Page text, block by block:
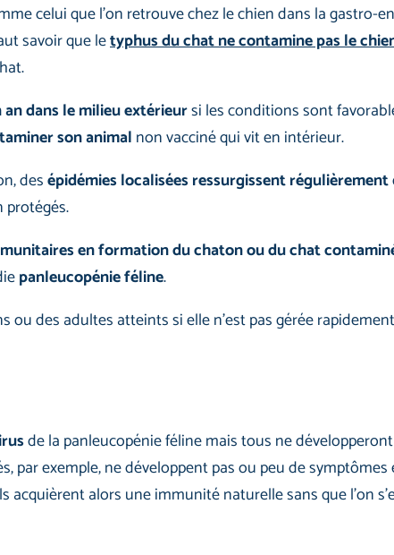
celui que l’on retrouve chez le chien dans la gastro-
savoir que letyphus du chat ne contamine pas le
dans le milieu extérieursi les conditions sont
son animalnon vacciné qui vit en intérieur.
desépidémies localisées ressurgissent régulièrement
en formation du chaton ou du chat
panleucopénie féline.
des adultes atteints si elle n’est pas gérée
de la panleucopénie féline mais tous ne
par exemple, ne développent pas ou peu de symptômes
acquièrent alors une immunité naturelle sans que l’on